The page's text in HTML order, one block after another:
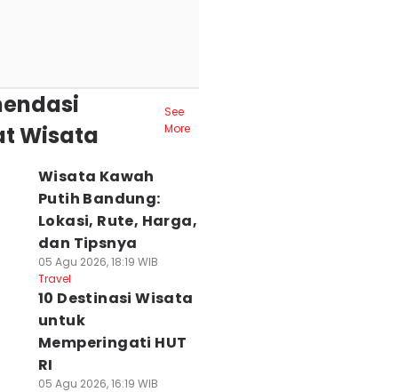
Wisata
See
More
Wisata Kawah
Putih Bandung:
Lokasi, Rute, Harga,
dan Tipsnya
05 Agu 2026, 18:19 WIB
Travel
10 Destinasi Wisata
untuk
Memperingati HUT
RI
05 Agu 2026, 16:19 WIB